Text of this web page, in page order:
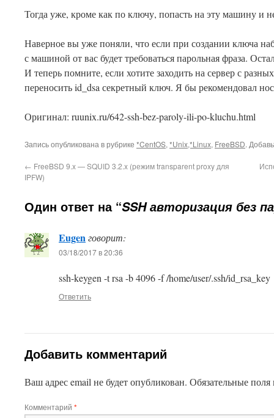
Тогда уже, кроме как по ключу, попасть на эту машину и
Наверное вы уже поняли, что если при создании ключа
с машиной от вас будет требоваться парольная фраза.
И теперь помните, если хотите заходить на сервер с
переносить id_dsa секретный ключ. Я бы рекомендовал
Оригинал: ruunix.ru/642-ssh-bez-paroly-ili-po-kluchu.html
Запись опубликована в рубрике *CentOS, *Unix,*Linux, FreeBSD.
← FreeBSD 9.x — SQUID 3.2.x (режим transparent proxy для
IPFW)
Один ответ на “SSH авторизация без
Eugenговорит:
03/18/2017 в 20:36
ssh-keygen -t rsa -b 4096 -f /home/user/.ssh/id_rsa_key
Ответить
Добавить комментарий
Ваш адрес email не будет опубликован. Обязательные
Комментарий *
This plugin created byAlexei91